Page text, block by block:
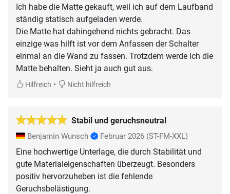
Ich habe die Matte gekauft, weil ich auf dem Laufband
ständig statisch aufgeladen werde.
Die Matte hat dahingehend nichts gebracht. Das
einzige was hilft ist vor dem Anfassen der Schalter
einmal an die Wand zu fassen. Trotzdem werde ich die
Matte behalten. Sieht ja auch gut aus.
Hilfreich • Nicht hilfreich
Stabil und geruchsneutral
Benjamin Wunsch Februar 2026 (ST-FM-XXL)
Eine hochwertige Unterlage, die durch Stabilität und
gute Materialeigenschaften überzeugt. Besonders
positiv hervorzuheben ist die fehlende
Geruchsbelästigung.